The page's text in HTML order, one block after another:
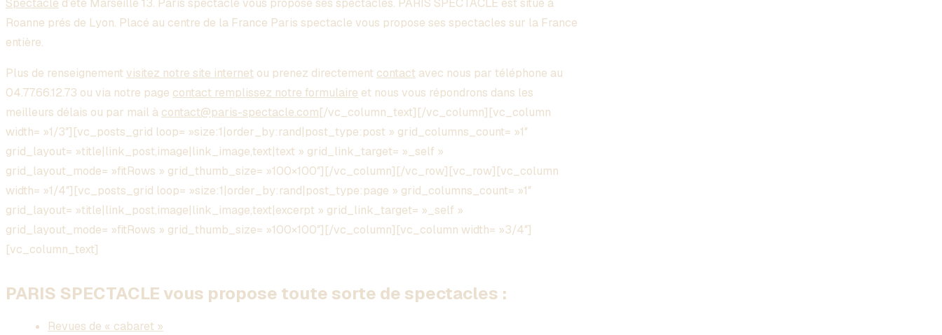
Spectacle d’été Marseille 13. Paris spectacle vous propose ses spectacles. PARIS SPECTACLE est situé à
Roanne prés de Lyon. Placé au centre de la France Paris spectacle vous propose ses spectacles sur la France
entière.
Plus de renseignement visitez notre site internet ou prenez directement contact avec nous par téléphone au
04.77.66.12.73 ou via notre page contact remplissez notre formulaire et nous vous répondrons dans les
meilleurs délais ou par mail à contact@paris-spectacle.com[/vc_column_text][/vc_column][vc_column
width= »1/3″][vc_posts_grid loop= »size:1|order_by:rand|post_type:post » grid_columns_count= »1″
grid_layout= »title|link_post,image|link_image,text|text » grid_link_target= »_self »
grid_layout_mode= »fitRows » grid_thumb_size= »100×100″][/vc_column][/vc_row][vc_row][vc_column
width= »1/4″][vc_posts_grid loop= »size:1|order_by:rand|post_type:page » grid_columns_count= »1″
grid_layout= »title|link_post,image|link_image,text|excerpt » grid_link_target= »_self »
grid_layout_mode= »fitRows » grid_thumb_size= »100×100″][/vc_column][vc_column width= »3/4″]
[vc_column_text]
PARIS SPECTACLE vous propose toute sorte de spectacles :
Revues de « cabaret »